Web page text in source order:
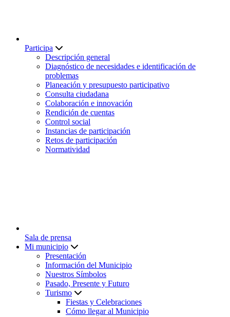
Participa
Descripción general
Diagnóstico de necesidades e identificación de
problemas
Planeación y presupuesto participativo
Consulta ciudadana
Colaboración e innovación
Rendición de cuentas
Control social
Instancias de participación
Retos de participación
Normatividad
Sala de prensa
Mi municipio
Presentación
Información del Municipio
Nuestros Símbolos
Pasado, Presente y Futuro
Turismo
Fiestas y Celebraciones
Cómo llegar al Municipio